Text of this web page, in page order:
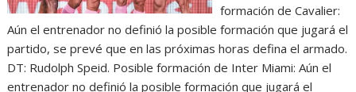
formación de Cavalier:
Aún el entrenador no definió la posible formación que jugará el
partido, se prevé que en las próximas horas defina el armado.
DT: Rudolph Speid. Posible formación de Inter Miami: Aún el
entrenador no definió la posible formación que jugará el